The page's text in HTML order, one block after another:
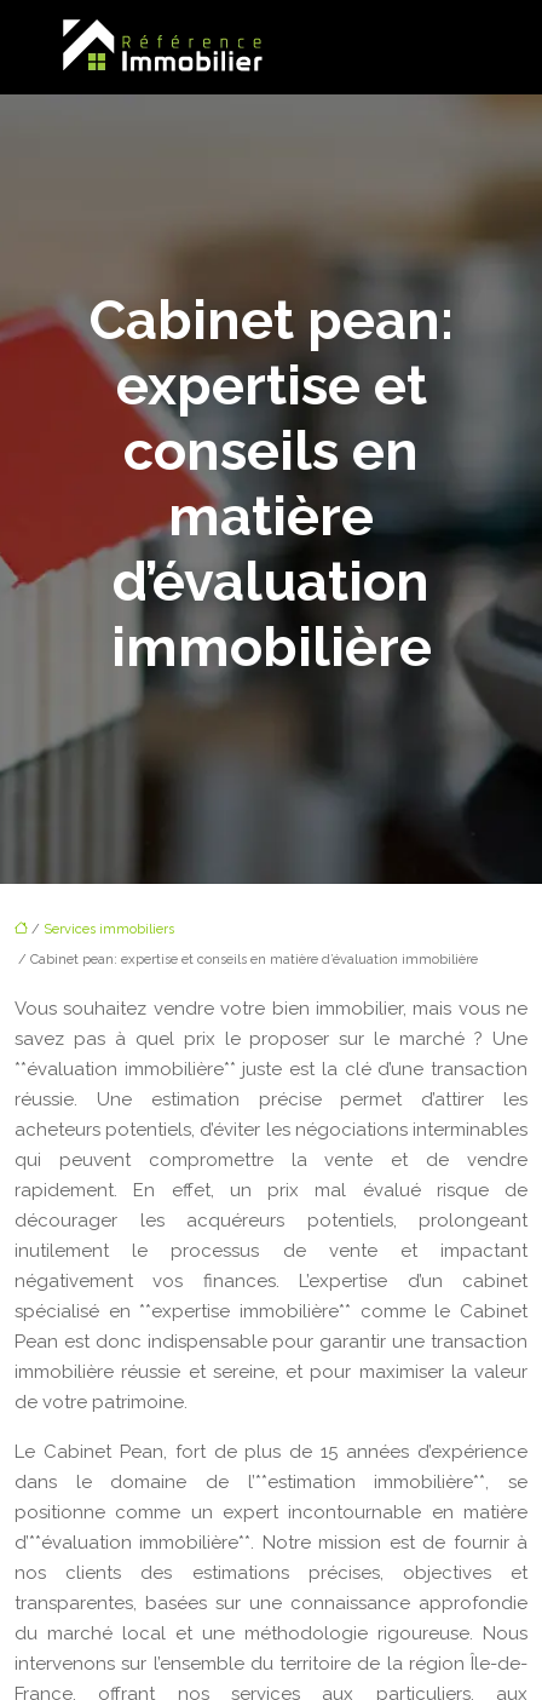
Cabinet pean:
expertise et
conseils en
matière
d’évaluation
immobilière
/ Services immobiliers
/ Cabinet pean: expertise et conseils en matière d’évaluation immobilière
Vous souhaitez vendre votre bien immobilier, mais vous ne
savez pas à quel prix le proposer sur le marché ? Une
**évaluation immobilière** juste est la clé d’une transaction
réussie. Une estimation précise permet d’attirer les
acheteurs potentiels, d’éviter les négociations interminables
qui peuvent compromettre la vente et de vendre
rapidement. En effet, un prix mal évalué risque de
décourager les acquéreurs potentiels, prolongeant
inutilement le processus de vente et impactant
négativement vos finances. L’expertise d’un cabinet
spécialisé en **expertise immobilière** comme le Cabinet
Pean est donc indispensable pour garantir une transaction
immobilière réussie et sereine, et pour maximiser la valeur
de votre patrimoine.
Le Cabinet Pean, fort de plus de 15 années d’expérience
dans le domaine de l’**estimation immobilière**, se
positionne comme un expert incontournable en matière
d’**évaluation immobilière**. Notre mission est de fournir à
nos clients des estimations précises, objectives et
transparentes, basées sur une connaissance approfondie
du marché local et une méthodologie rigoureuse. Nous
intervenons sur l’ensemble du territoire de la région Île-de-
France, offrant nos services aux particuliers, aux